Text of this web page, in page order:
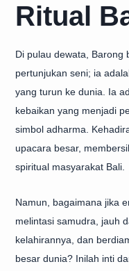
Ritual
Di pulau dewata, Barong
pertunjukan seni; ia
yang turun ke dunia. Ia
kebaikan yang menjadi
simbol adharma.
upacara besar,
spiritual masyarakat Bali.
Namun, bagaimana jika
melintasi samudra, jauh
kelahirannya, dan
besar dunia? Inilah inti